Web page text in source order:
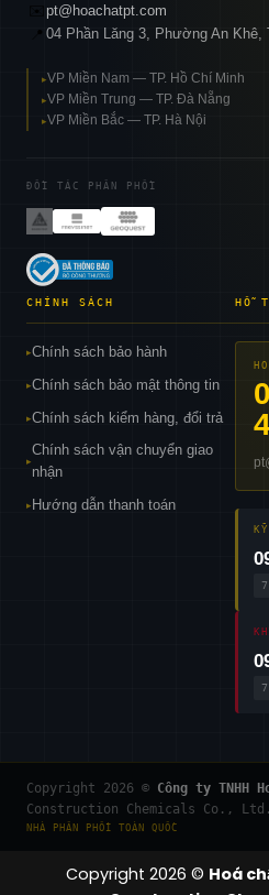
pt@hoachatpt.com
04 Phần Lăng 3, Phường An Khê,
▸VP Miền Nam — TP. Hồ Chí Minh
▸VP Miền Trung — TP. Đà Nẵng
▸VP Miền Bắc — TP. Hà Nội
ĐỐI TÁC PHÂN PHỐI
CHÍNH SÁCH
▸Chính sách bảo hành
▸Chính sách bảo mật thông tin
▸Chính sách kiểm hàng, đổi trả
▸
Chính sách vận chuyển giao
nhận
▸ Hướng dẫn thanh toán
HỖ
Copyright 2026 © Công ty TNHH
Construction Chemicals Co., Ltd.
NHÀ PHÂN PHỐI TOÀN QUỐC
Copyright 2026 © Hoá